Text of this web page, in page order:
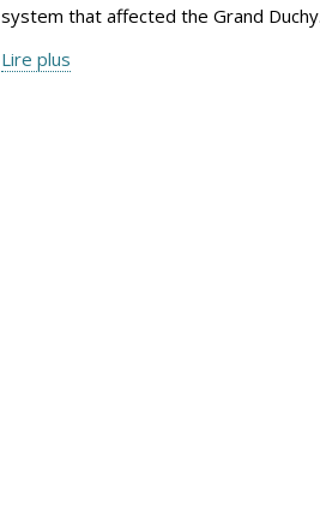
system that affected the Grand Duchy.
Lire plus